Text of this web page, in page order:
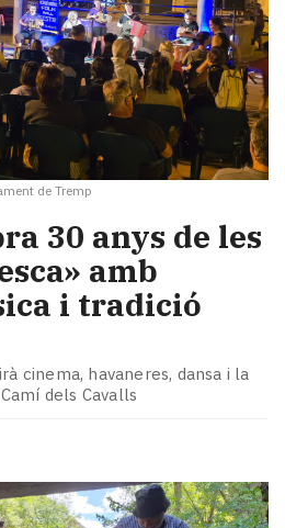
de Tremp
30 anys de les
amb
i tradició
cinema, havaneres, dansa i la
dels Cavalls